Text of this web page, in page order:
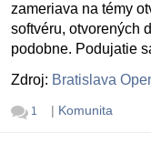
zameriava na témy
softvéru, otvorených
podobne. Podujatie
Zdroj: Bratislava
1 | Komunita